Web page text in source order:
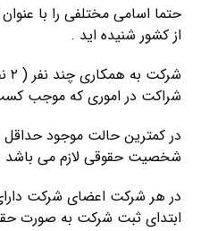
حتما اسامی مختلفی را با
از کشور شنیده اید .
شراکت در اموری که موجب
شخصیت حقوقی لازم می باشد
در هر شرکت اعضای شرکت
ابتدای ثبت شرکت به صورت